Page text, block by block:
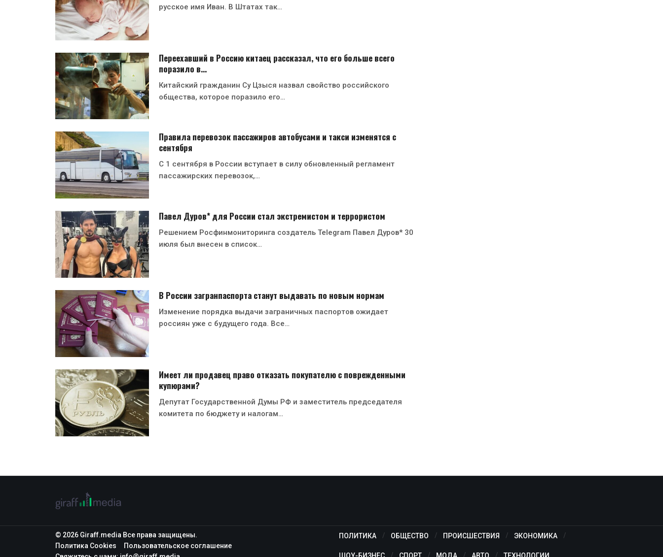
русское имя Иван. В Штатах так…
Переехавший в Россию китаец рассказал, что его больше всего
поразило в…
Китайский гражданин Су Цзыся назвал свойство российского
общества, которое поразило его…
Правила перевозок пассажиров автобусами и такси изменятся с
сентября
С 1 сентября в России вступает в силу обновленный регламент
пассажирских перевозок,…
Павел Дуров* для России стал экстремистом и террористом
Решением Росфинмониторинга создатель Telegram Павел Дуров* 30
июля был внесен в список…
В России загранпаспорта станут выдавать по новым нормам
Изменение порядка выдачи заграничных паспортов ожидает
россиян уже с будущего года. Все…
Имеет ли продавец право отказать покупателю с поврежденными
купюрами?
Депутат Государственной Думы РФ и заместитель председателя
комитета по бюджету и налогам…
© 2026 Giraff.media Все права защищены.
Политика Cookies
Пользовательское соглашение
ПОЛИТИКА ОБЩЕСТВО ПРОИСШЕСТВИЯ ЭКОНОМИКА